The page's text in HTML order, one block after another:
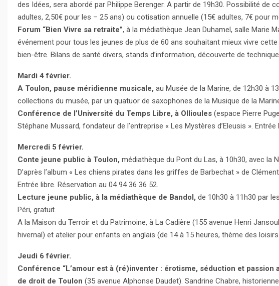
des Idées, sera abordé par Philippe Berenger. A partir de 19h30. Possibilité
adultes, 2,50€ pour les – 25 ans) ou cotisation annuelle (15€ adultes, 7€ pour
Forum “Bien Vivre sa retraite”, à la médiathèque Jean Duhamel, salle Marie
événement pour tous les jeunes de plus de 60 ans souhaitant mieux vivre
bien-être. Bilans de santé divers, stands d’information, découverte de
Mardi 4 février.
A Toulon, pause méridienne musicale, au Musée de la Marine, de 12h30 à
collections du musée, par un quatuor de saxophones de la Musique de la
Conférence de l’Université du Temps Libre, à Ollioules (espace Pierre
Stéphane Mussard, fondateur de l’entreprise « Les Mystères d’Eleusis ». Entrée
Mercredi 5 février.
Conte jeune public à Toulon, médiathèque du Pont du Las, à 10h30, avec la
D’après l’album « Les chiens pirates dans les griffes de Barbechat » de
Entrée libre. Réservation au 04 94 36 36 52.
Lecture jeune public, à la médiathèque de Bandol, de 10h30 à 11h30 par
Péri, gratuit.
A la Maison du Terroir et du Patrimoine, à La Cadière (155 avenue Henri
hivernal) et atelier pour enfants en anglais (de 14 à 15 heures, thème des
Jeudi 6 février.
Conférence “L’amour est à (ré)inventer : érotisme, séduction et passion
de droit de Toulon (35 avenue Alphonse Daudet). Sandrine Chabre,